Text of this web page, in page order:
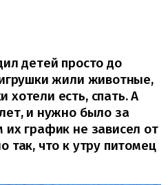
детей просто до
жили животные,
хотели есть, спать. А
и нужно было за
график не зависел от
так, что к утру питомец